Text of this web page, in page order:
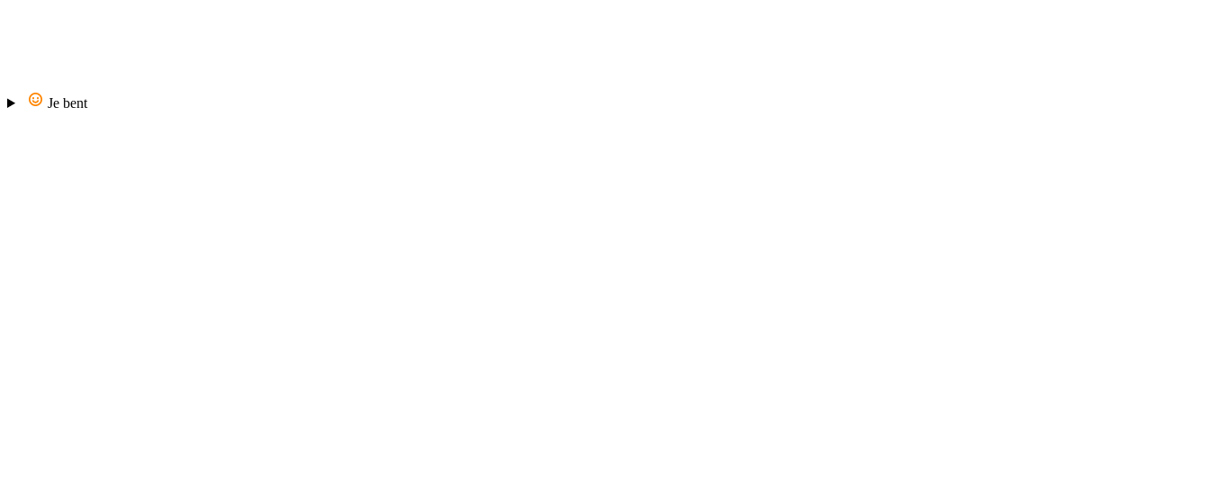
Je bent